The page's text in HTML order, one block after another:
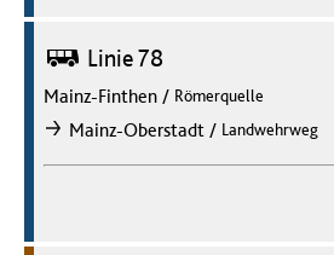
Bus Linie 78
Mainz-Finthen / Römerquelle
nachMainz-Oberstadt / Landwehrweg